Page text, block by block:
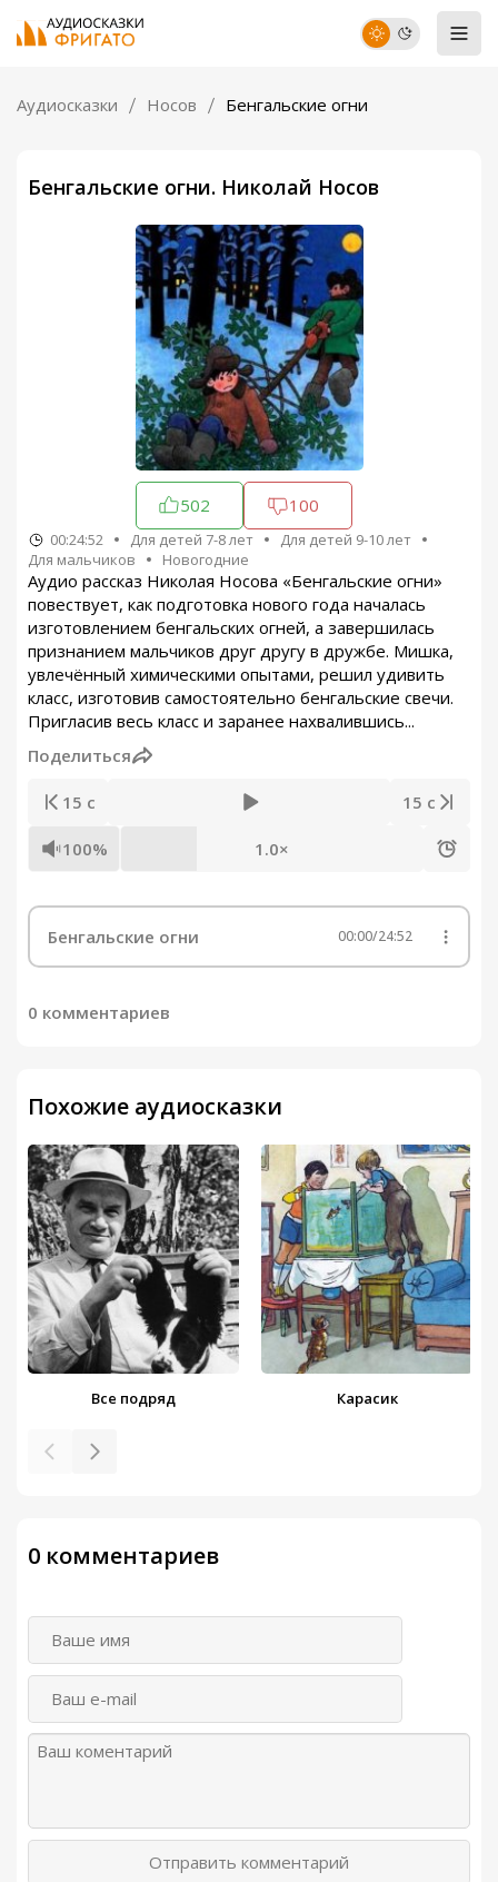
Аудиосказки Носов Бенгальские огни
Бенгальские огни. Николай Носов
502 100
00:24:52 Для детей 7-8 лет
Для детей 9-10 лет
Для мальчиков
Новогодние
Аудио рассказ Николая Носова «Бенгальские огни»
повествует, как подготовка нового года началась
изготовлением бенгальских огней, а завершилась
признанием мальчиков друг другу в дружбе. Мишка,
увлечённый химическими опытами, решил удивить
класс, изготовив самостоятельно бенгальские свечи.
Пригласив весь класс и заранее нахвалившись...
Поделиться
15 с 15 с
100% 1.0×
Бенгальские огни 00:00/24:52
0 комментариев
Похожие аудиосказки
Все подряд Карасик
0 комментариев
Отправить комментарий